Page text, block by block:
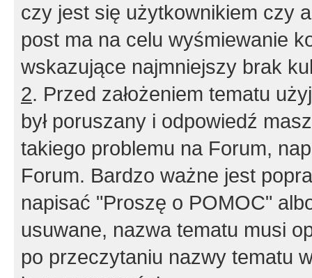
czy jest się użytkownikiem czy
post ma na celu wyśmiewanie
wskazujące najmniejszy brak
2. Przed założeniem tematu
był poruszany i odpowiedź
takiego problemu na Forum,
Forum. Bardzo ważne jest
napisać "Proszę o POMOC"
usuwane, nazwa tematu musi
po przeczytaniu nazwy tematu